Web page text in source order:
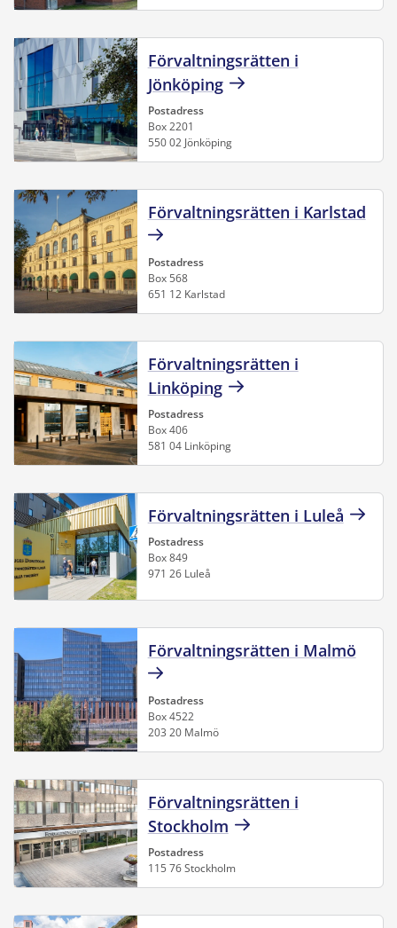
Förvaltningsrätten i
Jönköping
Postadress
Box 2201
550 02 Jönköping
Förvaltningsrätten i Karlstad
Postadress
Box 568
651 12 Karlstad
Förvaltningsrätten i
Linköping
Postadress
Box 406
581 04 Linköping
Förvaltningsrätten i Luleå
Postadress
Box 849
971 26 Luleå
Förvaltningsrätten i Malmö
Postadress
Box 4522
203 20 Malmö
Förvaltningsrätten i
Stockholm
Postadress
115 76 Stockholm